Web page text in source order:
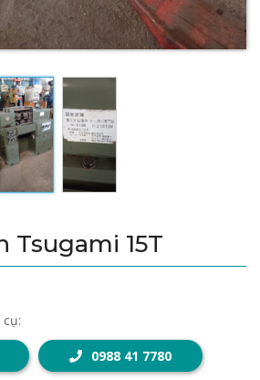
Tsugami 15T
0988 41 7780